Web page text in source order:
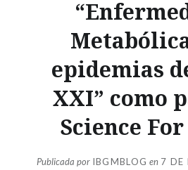
epidemias
XXI” como
Science
Publicada por IBGMBLOG en 7 DE